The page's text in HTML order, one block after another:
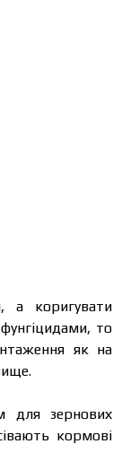
а коригувати
то
як на
для зернових
кормові